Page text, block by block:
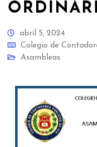
abril 5, 2024
Colegio de
Asambleas